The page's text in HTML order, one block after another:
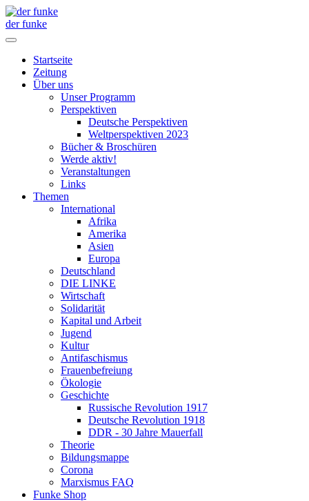
der funke
Startseite
Zeitung
Über uns
Unser Programm
Perspektiven
Deutsche Perspektiven
Weltperspektiven 2023
Bücher & Broschüren
Werde aktiv!
Veranstaltungen
Links
Themen
International
Afrika
Amerika
Asien
Europa
Deutschland
DIE LINKE
Wirtschaft
Solidarität
Kapital und Arbeit
Jugend
Kultur
Antifaschismus
Frauenbefreiung
Ökologie
Geschichte
Russische Revolution 1917
Deutsche Revolution 1918
DDR - 30 Jahre Mauerfall
Theorie
Bildungsmappe
Corona
Marxismus FAQ
Funke Shop